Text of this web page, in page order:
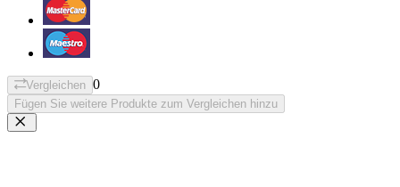
Vergleichen 0
Fügen Sie weitere Produkte zum Vergleichen hinzu